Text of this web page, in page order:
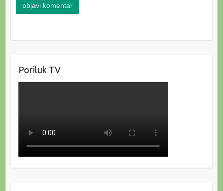
Poriluk TV